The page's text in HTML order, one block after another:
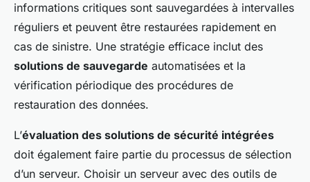
informations critiques sont sauvegardées à intervalles
réguliers et peuvent être restaurées rapidement en
cas de sinistre. Une stratégie efficace inclut des
solutions de sauvegarde automatisées et la
vérification périodique des procédures de
restauration des données.
L’évaluation des solutions de sécurité intégrées
doit également faire partie du processus de sélection
d’un serveur. Choisir un serveur avec des outils de